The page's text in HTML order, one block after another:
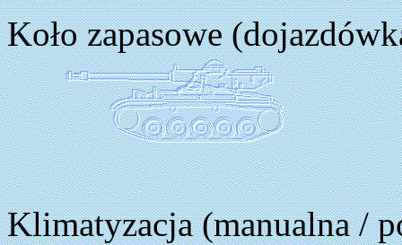
Koło zapasowe
Klimatyzacja (manualna /